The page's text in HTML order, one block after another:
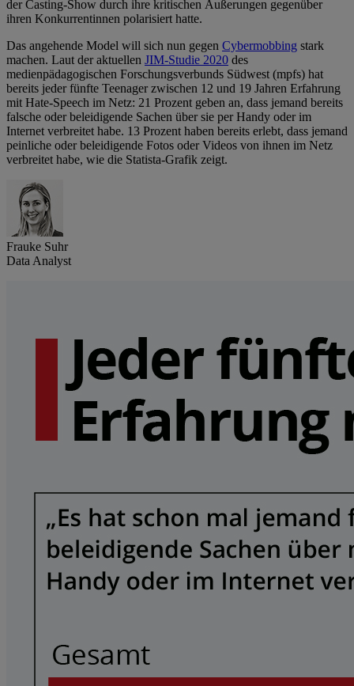
der Casting-Show durch ihre kritischen Äußerungen gegenüber
ihren Konkurrentinnen polarisiert hatte.
Das angehende Model will sich nun gegen Cybermobbing stark
machen. Laut der aktuellen JIM-Studie 2020 des
medienpädagogischen Forschungsverbunds Südwest (mpfs) hat
bereits jeder fünfte Teenager zwischen 12 und 19 Jahren Erfahrung
mit Hate-Speech im Netz: 21 Prozent geben an, dass jemand bereits
falsche oder beleidigende Sachen über sie per Handy oder im
Internet verbreitet habe. 13 Prozent haben bereits erlebt, dass jemand
peinliche oder beleidigende Fotos oder Videos von ihnen im Netz
verbreitet habe, wie die Statista-Grafik zeigt.
Frauke Suhr
Data Analyst